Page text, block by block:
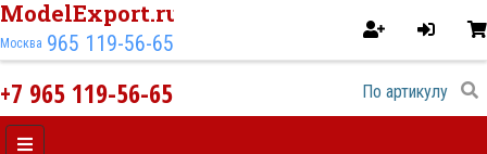
ModelExport.ru
Москва 965 119-56-65
+7 965 119-56-65